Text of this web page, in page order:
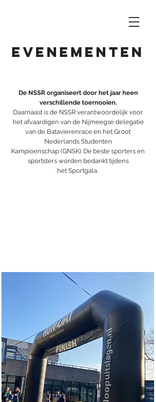
Evenementen
De NSSR organiseert door het jaar heen
verschillende toernooien.
Daarnaast is de NSSR verantwoordelijk voor
het afvaardigen van de Nijmeegse delegatie
van de Batavierenrace en het Groot
Nederlands Studenten
Kampioenschap (GNSK). De beste sporters en
sportsters worden bedankt tijdens
het Sportgala.